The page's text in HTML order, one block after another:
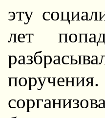
эту
лет